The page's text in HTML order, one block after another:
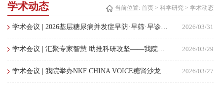
当前位置: 首页 > 科学研究 > 学术动态
学术动态
学术会议 | 2026基层糖尿病并发症早防·早筛·早诊行动在蓉启动 筑牢慢病防控基层防线 2026/03/31
学术会议 | 汇聚专家智慧 助推科研攻坚——我院召开国家科技重大专项及国家重点研发计划项目专家咨询会 2026/03/29
学术会议 | 我院举办NKF CHINA VOICE糖肾沙龙学术会议 点击蓝字 关注我们 2026/03/27